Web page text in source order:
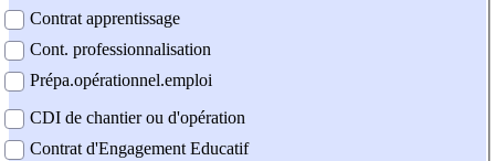
Contrat apprentissage
Cont. professionnalisation
Prépa.opérationnel.emploi
CDI de chantier ou d'opération
Contrat d'Engagement Educatif